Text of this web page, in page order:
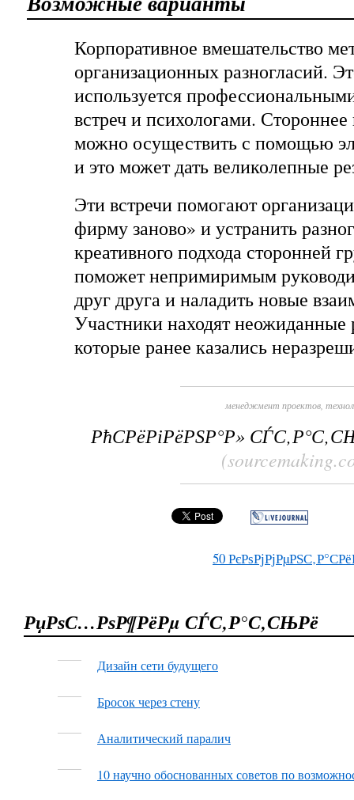
Корпоративное вмешательство
организационных разногласий.
используется
встреч и психологами. Стороннее
можно осуществить с помощью
и это может дать великолепные
Эти встречи помогают
фирму заново» и устранить
креативного подхода сторонней
поможет непримиримым
друг друга и наладить новые
Участники находят
которые ранее казались
менеджмент проектов
РћСРёРіРёРЅР°Р»
50
РџРѕС…РѕР¶РёРµ СЃС‚Р°С‚СЊРё
Дизайн сети будущего
Бросок через стену
Аналитический паралич
10 научно обоснованных советов по